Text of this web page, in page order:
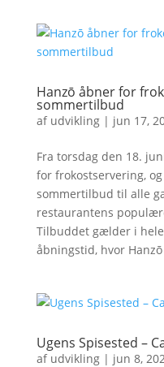
Hanzō åbner for
sommertilbud
af udvikling| jun 17,
Fra torsdag den 18.
for frokostservering,
sommertilbud til alle
restaurantens
Tilbuddet gælder i
åbningstid, hvor
Ugens Spisested –
af udvikling| jun 8,